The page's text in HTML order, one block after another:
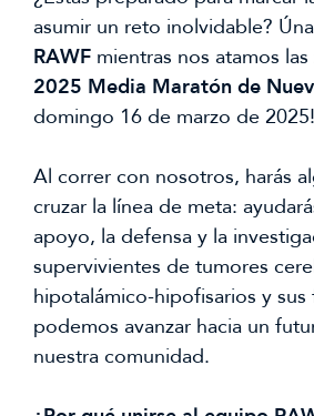
asumir un reto inolvidable?
RAWF mientras nos atamos
2025 Media Maratón de
domingo 16 de marzo de 2025!
Al correr con nosotros, harás
cruzar la línea de meta:
apoyo, la defensa y la
supervivientes de tumores
hipotalámico-hipofisarios y sus
podemos avanzar hacia un
nuestra comunidad.